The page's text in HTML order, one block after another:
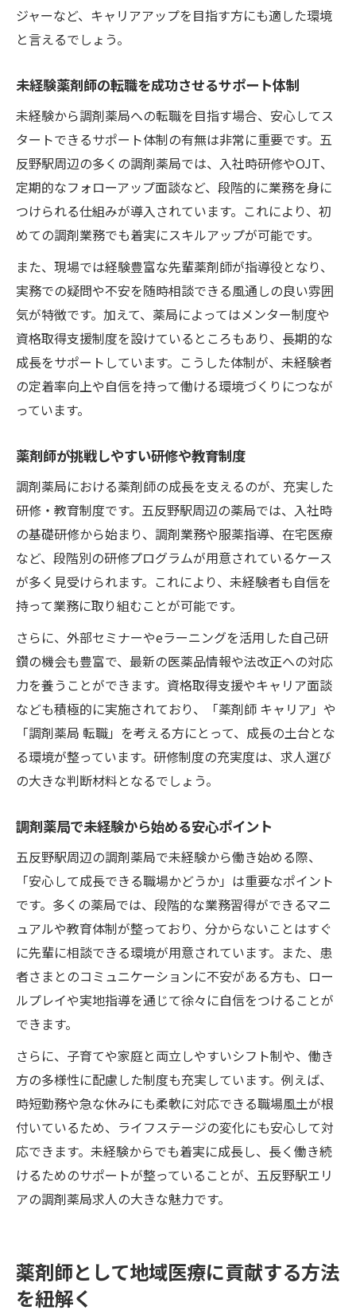
ジャーなど、キャリアアップを目指す方にも適した環境
と言えるでしょう。
未経験薬剤師の転職を成功させるサポート体制
未経験から調剤薬局への転職を目指す場合、安心してス
タートできるサポート体制の有無は非常に重要です。五
反野駅周辺の多くの調剤薬局では、入社時研修やOJT、
定期的なフォローアップ面談など、段階的に業務を身に
つけられる仕組みが導入されています。これにより、初
めての調剤業務でも着実にスキルアップが可能です。
また、現場では経験豊富な先輩薬剤師が指導役となり、
実務での疑問や不安を随時相談できる風通しの良い雰囲
気が特徴です。加えて、薬局によってはメンター制度や
資格取得支援制度を設けているところもあり、長期的な
成長をサポートしています。こうした体制が、未経験者
の定着率向上や自信を持って働ける環境づくりにつなが
っています。
薬剤師が挑戦しやすい研修や教育制度
調剤薬局における薬剤師の成長を支えるのが、充実した
研修・教育制度です。五反野駅周辺の薬局では、入社時
の基礎研修から始まり、調剤業務や服薬指導、在宅医療
など、段階別の研修プログラムが用意されているケース
が多く見受けられます。これにより、未経験者も自信を
持って業務に取り組むことが可能です。
さらに、外部セミナーやeラーニングを活用した自己研
鑽の機会も豊富で、最新の医薬品情報や法改正への対応
力を養うことができます。資格取得支援やキャリア面談
なども積極的に実施されており、「薬剤師 キャリア」や
「調剤薬局 転職」を考える方にとって、成長の土台とな
る環境が整っています。研修制度の充実度は、求人選び
の大きな判断材料となるでしょう。
調剤薬局で未経験から始める安心ポイント
五反野駅周辺の調剤薬局で未経験から働き始める際、
「安心して成長できる職場かどうか」は重要なポイント
です。多くの薬局では、段階的な業務習得ができるマニ
ュアルや教育体制が整っており、分からないことはすぐ
に先輩に相談できる環境が用意されています。また、患
者さまとのコミュニケーションに不安がある方も、ロー
ルプレイや実地指導を通じて徐々に自信をつけることが
できます。
さらに、子育てや家庭と両立しやすいシフト制や、働き
方の多様性に配慮した制度も充実しています。例えば、
時短勤務や急な休みにも柔軟に対応できる職場風土が根
付いているため、ライフステージの変化にも安心して対
応できます。未経験からでも着実に成長し、長く働き続
けるためのサポートが整っていることが、五反野駅エリ
アの調剤薬局求人の大きな魅力です。
薬剤師として地域医療に貢献する方法
を紐解く